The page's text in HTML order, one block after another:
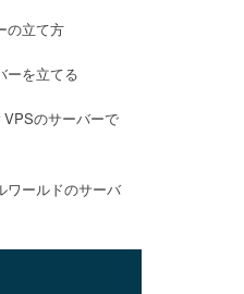
の立て方
ーを立てる
のサーバーで
ワールドのサーバ